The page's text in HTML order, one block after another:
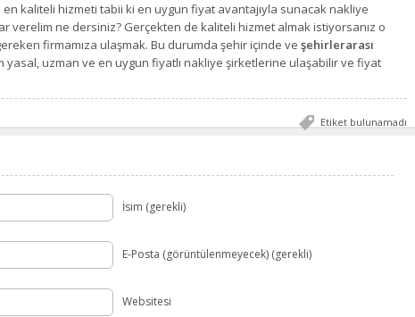
kaliteli hizmeti tabii ki en uygun fiyat avantajıyla sunacak nakliye
verelim ne dersiniz? Gerçekten de kaliteli hizmet almak istiyorsanız o
firmamıza ulaşmak. Bu durumda şehir içinde ve şehirlerarası
yasal, uzman ve en uygun fiyatlı nakliye şirketlerine ulaşabilir ve fiyat
Etiket bulunamadı
İsim (gerekli)
E-Posta (görüntülenmeyecek) (gerekli)
Websitesi